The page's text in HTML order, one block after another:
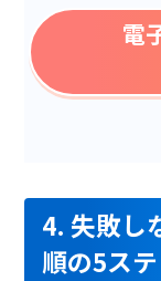
印鑑データ保存機能
会社印(角印)
本人性の担保
実印相当の法的効力
電
4. 失敗し
順の5ス